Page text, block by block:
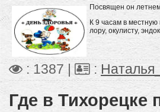
Посвящен он
К 9 часам в местную
лору, окулисту,
: 1387 | :
Где в Тихорецке